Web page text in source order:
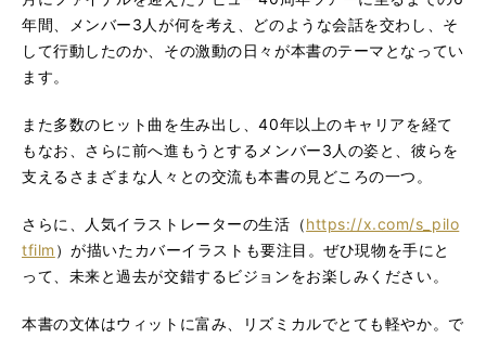
年間、メンバー3人が何を考え、どのような会話を交わし、そ
して行動したのか、その激動の日々が本書のテーマとなってい
ます。
また多数のヒット曲を生み出し、40年以上のキャリアを経て
もなお、さらに前へ進もうとするメンバー3人の姿と、彼らを
支えるさまざまな人々との交流も本書の見どころの一つ。
さらに、人気イラストレーターの生活（https://x.com/s_pilo
tfilm ）が描いたカバーイラストも要注目。ぜひ現物を手にと
って、未来と過去が交錯するビジョンをお楽しみください。
本書の文体はウィットに富み、リズミカルでとても軽やか。で